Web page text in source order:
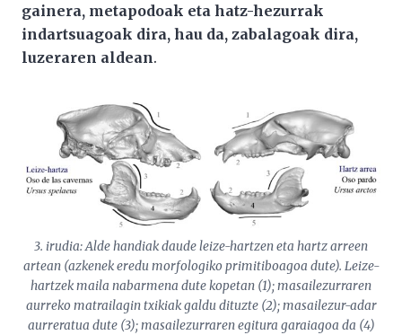
gainera, metapodoak eta hatz-hezurrak
indartsuagoak dira, hau da, zabalagoak dira,
luzeraren aldean.
3. irudia: Alde handiak daude leize-hartzen eta hartz arreen
artean (azkenek eredu morfologiko primitiboagoa dute). Leize-
hartzek maila nabarmena dute kopetan (1); masailezurraren
aurreko matrailagin txikiak galdu dituzte (2); masailezur-adar
aurreratua dute (3); masailezurraren egitura garaiagoa da (4)